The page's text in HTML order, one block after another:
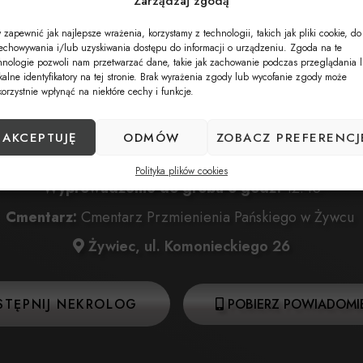
zapewnić jak najlepsze wrażenia, korzystamy z technologii, takich jak pliki cookie, do
i/lub uzyskiwania dostępu do informacji o urządzeniu. Zgoda na te
pozwoli nam przetwarzać dane, takie jak zachowanie podczas przeglądania
identyfikatory na tej stronie. Brak wyrażenia zgody lub wycofanie zgody może
wpłynąć na niektóre cechy i funkcje.
AKCEPTUJĘ ODMÓW ZOBACZ
Polityka plików cookies
Data pogrzebu:08.06.2024
08.06.2024 o godz. 11:00 Dom Pogrzebowy
Żywiec, ul. Komonieckiego 25
08.06.2024 o godz. 12:00 Kościół Przemienienia
Żywiec, ul. Komonieckiego 26
Wyprowadzenie do grobu o godz.12:45
Cmentarz: Cmentarz Przmienienia Pańskiego w Żywcu
Żywiec, ul. Komonieckiego 26
NEKROLOG POBIERZ